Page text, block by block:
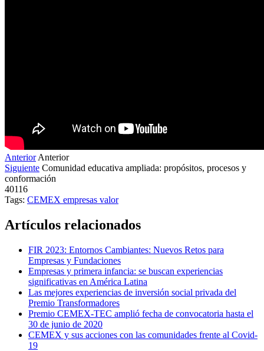
Anterior Anterior
Siguiente Comunidad educativa ampliada: propósitos, procesos y
conformación
40116
Tags: CEMEX empresas valor
Artículos relacionados
FIR 2023: Entornos Cambiantes: Nuevos Retos para
Empresas y Fundaciones
Empresas y primera infancia: se buscan experiencias
significativas en América Latina
Las mejores experiencias de inversión social privada del
Premio Transformadores
Premio CEMEX-TEC amplió fecha de convocatoria hasta el
30 de junio de 2020
CEMEX y sus acciones con las comunidades frente al Covid-
19